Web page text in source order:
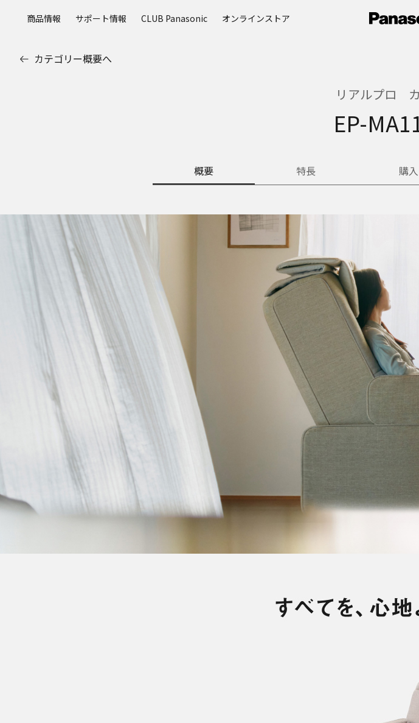
商品情報 サポート情報 CLUB Panasonic オンラインストア
カテゴリー概要へ
リアルプロ
EP-
概要 特長 購入